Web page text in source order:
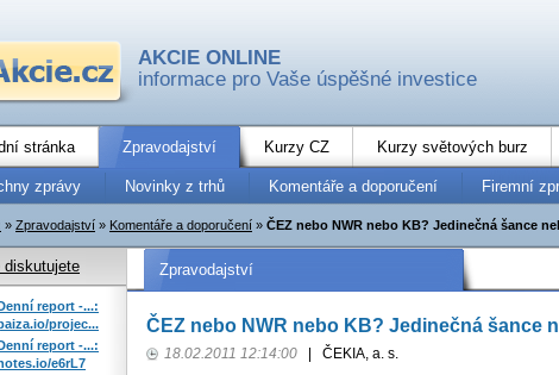
AKCIE ONLINE
informace pro Vaše úspěšné investice
stránka Zpravodajství Kurzy CZ Kurzy světových burz
zprávy Novinky z trhů Komentáře a doporučení Firemní
» Zpravodajství » Komentáře a doporučení » ČEZ nebo NWR nebo KB? Jedinečná šance
Zpravodajství
ČEZ nebo NWR nebo KB? Jedinečná šance
18.02.2011 12:14:00 ČEKIA, a. s.
diskutujete
report -...:
projec...
report -...:
e6rL7